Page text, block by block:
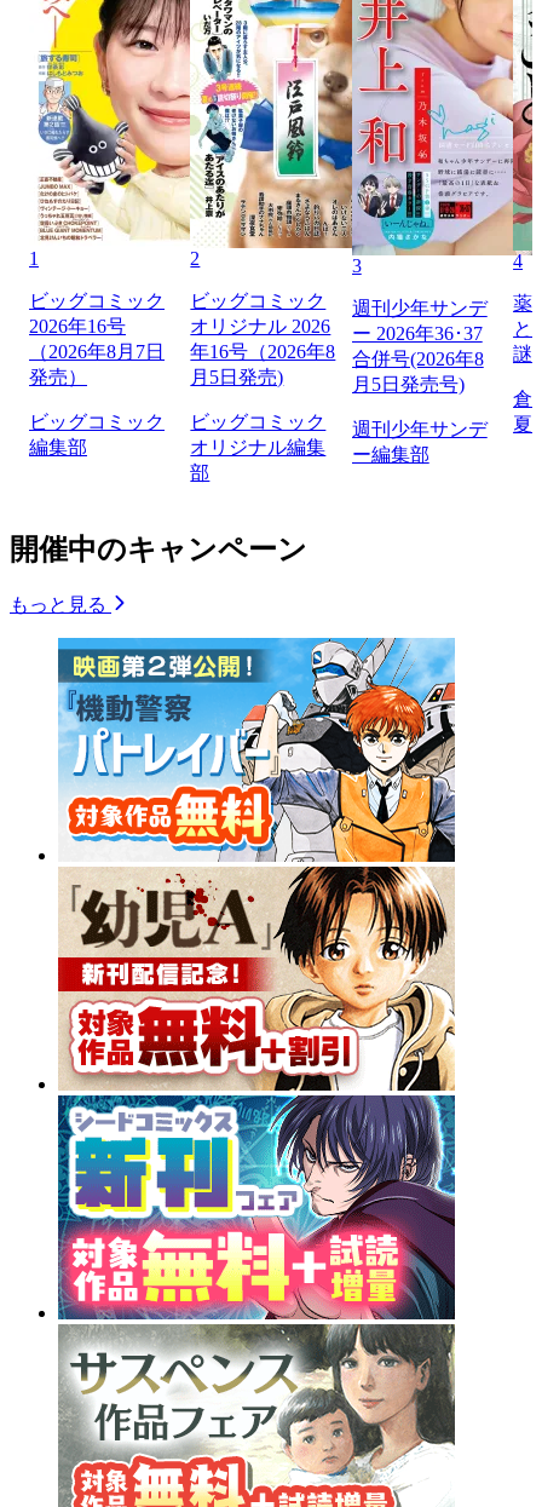
1
ビッグコミック
2026年16号
（2026年8月7日
発売）
ビッグコミック
編集部
2
ビッグコミック
オリジナル 2026
年16号（2026年8
月5日発売)
ビッグコミック
オリジナル編集
部
3
週刊少年サンデ
ー 2026年36･37
合併号(2026年8
月5日発売号)
週刊少年サンデ
ー編集部
4
薬
と
謎
倉
夏
開催中のキャンペーン
もっと見る